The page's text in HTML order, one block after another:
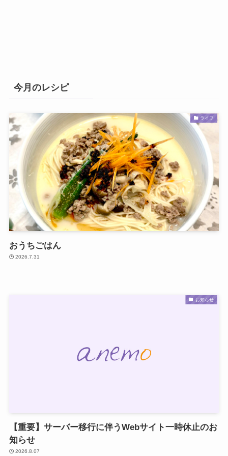
今月のレシピ
ライフ
おうちごはん
2026.7.31
お知らせ
【重要】サーバー移行に伴うWebサイト一時休止のお
知らせ
2026.8.07